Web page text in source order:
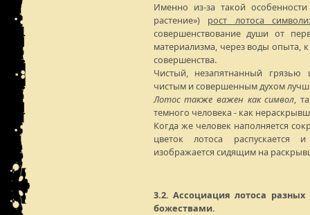
Именно из-за такой
растение») рост лотоса
совершенствование души от
материализма, через воды опыта,
совершенства.
Чистый, незапятнанный грязью
чистым и совершенным духом
Лотос также важен как символ,
темного человека - как
Когда же человек наполняется
цветок лотоса распускается
изображается сидящим на
3.2. Ассоциация лотоса
божествами.